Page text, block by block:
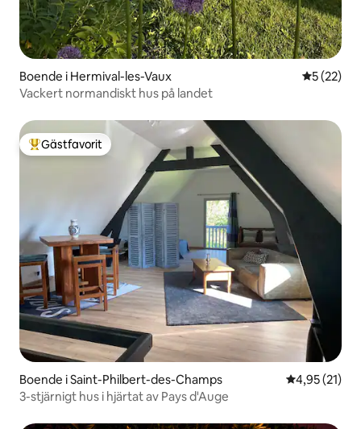
Boende i Hermival-les-Vaux 5 av 5 i
5 (22)
Vackert normandiskt hus på landet
Populär gästfavorit
Gästfavorit
Boende i Saint-Philbert-des-Champs 4,95 av 5 i
4,95 (21)
3-stjärnigt hus i hjärtat av Pays d'Auge